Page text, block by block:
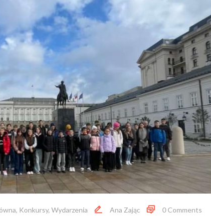
, Konkursy, Wydarzenia Ana Zając 0 Comments